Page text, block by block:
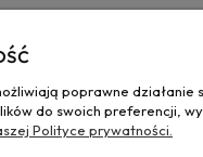
poprawne
do swoich preferencji,
Polityce prywatności.